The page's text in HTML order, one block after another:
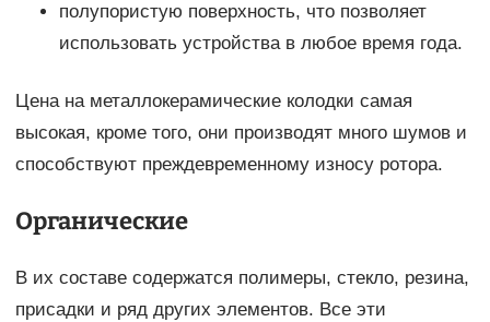
полупористую поверхность, что позволяет
использовать устройства в любое время года.
Цена на металлокерамические колодки самая
высокая, кроме того, они производят много шумов и
способствуют преждевременному износу ротора.
Органические
В их составе содержатся полимеры, стекло, резина,
присадки и ряд других элементов. Все эти